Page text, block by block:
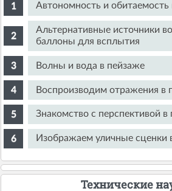
Автономность и
Альтернативные источники
баллоны для всплытия
Волны и вода в пейзаже
Воспроизводим отражения в
Знакомство с перспективой в
Изображаем уличные сценки
Технические